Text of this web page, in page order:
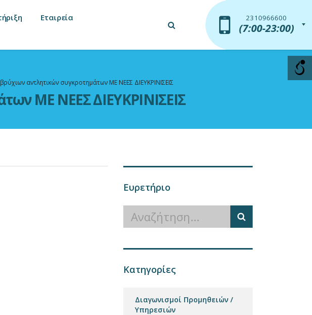
Εταιρεία
2310966600
(7:00-23:00)
2310966600
(7:00-23:00)
αντλητικών συγκροτημάτων ΜΕ ΝΕΕΣ ΔΙΕΥΚΡΙΝΙΣΕΙΣ
ΜΕ ΝΕΕΣ ΔΙΕΥΚΡΙΝΙΣΕΙΣ
Ευρετήριο
Κατηγορίες
Διαγωνισμοί Προμηθειών /
Υπηρεσιών